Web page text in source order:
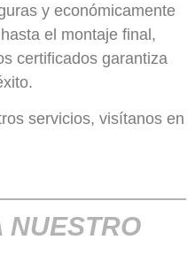
y económicamente
el montaje final,
certificados garantiza
servicios, visítanos en
NUESTRO